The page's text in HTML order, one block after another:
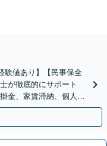
験値あり】【民事保全
が徹底的にサポート
金、家賃滞納、個人間